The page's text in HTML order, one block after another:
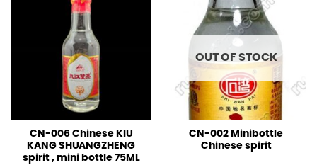
CN-006 Chinese KIU
KANG SHUANGZHENG
spirit , mini bottle 75ML
OUT OF STOCK
CN-002 Minibottle
Chinese spirit